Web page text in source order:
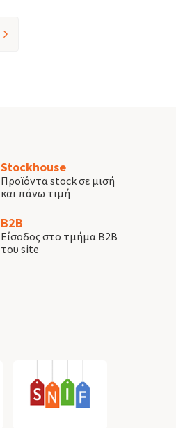
Stockhouse
Προϊόντα stock σε μισή
και πάνω τιμή
B2B
Είσοδος στο τμήμα B2B
του site